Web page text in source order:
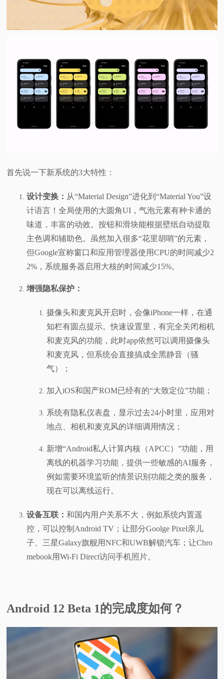
首先说一下新系统的3大特性：
设计变换： 从“Material Design”进化到“Material You”设
计语言！全局使用的大圆角UI，气泡元素有种卡通的
味道，丰富的动效。按钮和滑块能根据壁纸自动提取
主色调和辅助色。虽然加入很多“花里胡哨”的元素，
但Google宣称窗口和应用管理器使用CPU的时间减少2
2%，系统服务器启用大核的时间减少15%。
增强隐私保护：
摄像头和麦克风开启时，会像iPhone一样，在通
知栏有圆点提示。快速设置里，有完全关闭相机
和麦克风的功能，此时app依然可以调用摄像头
和麦克风，但系统会直接搞成全黑静音（骚
气）；
加入iOS和国产ROM已经有的“大致定位”功能；
系统有隐私仪表盘，显示过去24小时里，应用对
地点、相机和麦克风的详细调用情况；
新增“Android私人计算内核（APCC）”功能，用
离线的机器学习功能，提供一些敏感的AI服务，
例如需要环境监听的情景识别功能之类的服务，
现在可以离线运行。
设备互联：和国内用户关系不大，例如系统内置遥
控，可以控制Android TV；让部分Goolge Pixel亲儿
子、三星Galaxy旗舰用NFC和UWB解锁汽车；让Chro
mebook用Wi-Fi Direct访问手机照片。
Android 12 Beta 1的完成度如何？